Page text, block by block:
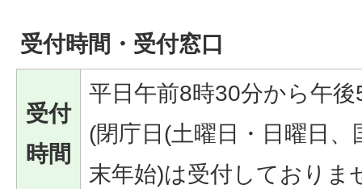
受付時間・受付窓口
受付
時間
平日午前8時30分から午
(閉庁日(土曜日・日曜日
末年始)は受付しておりま